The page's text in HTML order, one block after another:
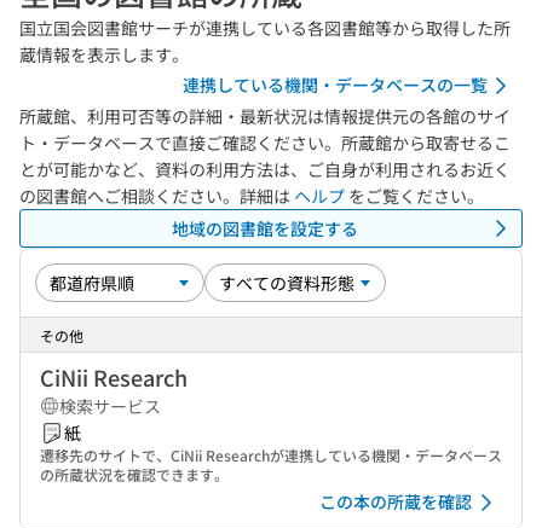
国立国会図書館サーチが連携している各図書館等から取得した所
蔵情報を表示します。
連携している機関・データベースの一覧
所蔵館、利用可否等の詳細・最新状況は情報提供元の各館のサイ
ト・データベースで直接ご確認ください。所蔵館から取寄せるこ
とが可能かなど、資料の利用方法は、ご自身が利用されるお近く
の図書館へご相談ください。詳細は ヘルプ をご覧ください。
地域の図書館を設定する
その他
CiNii Research
検索サービス
紙
遷移先のサイトで、CiNii Researchが連携している機関・データベース
の所蔵状況を確認できます。
この本の所蔵を確認